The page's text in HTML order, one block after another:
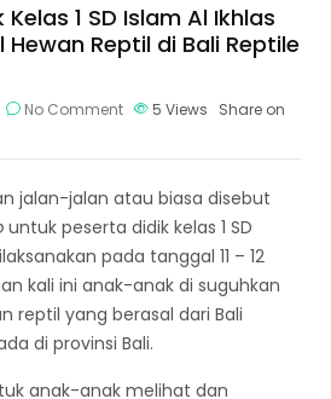
1 SD Islam Al Ikhlas
Hewan Reptil di Bali Reptile
No Comment 5 Views Share on
jalan-jalan atau biasa disebut
untuk peserta didik kelas 1 SD
pada tanggal 11 – 12
kali ini anak-anak di suguhkan
reptil yang berasal dari Bali
di provinsi Bali.
anak-anak melihat dan